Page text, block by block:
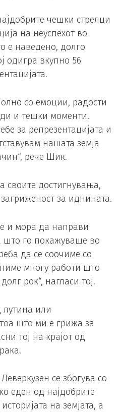
чешки стрелци
на неуспехот во
е наведено, долго
одигра вкупно 56
со емоции, радости
и тешки моменти.
за репрезентацијата и
нашата земја
рече Шик.
своите достигнувања,
за иднината.
и мора да направи
што го покажуваше во
да се соочиме со
многу работи што
рок“, нагласи тој.
лутина или
што ми е грижа за
тој на крајот од
се збогува со
еден од најдобрите
на земјата, а